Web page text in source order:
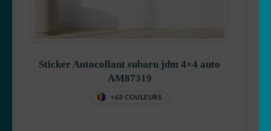
Sticker Autocollant subaru jdm 4×4 auto
AM87319
+63 COULEURS